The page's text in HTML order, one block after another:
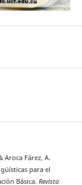
Aroca Fárez, A.
para el
Básica. Revista